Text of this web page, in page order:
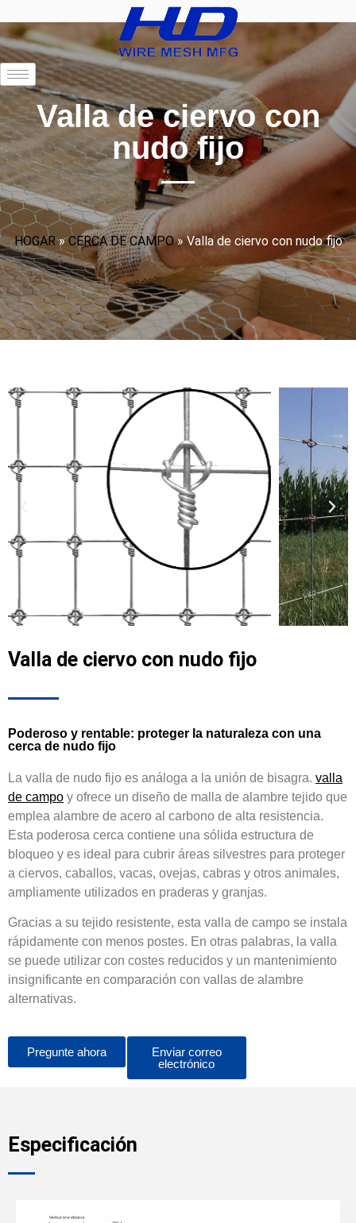
Valla de ciervo con
nudo fijo
HOGAR»CERCA DE CAMPO»Valla de ciervo con nudo fijo
Valla de ciervo con nudo fijo
Poderoso y rentable: proteger la naturaleza con una
cerca de nudo fijo
La valla de nudo fijo es análoga a la unión de bisagra. valla
de campo y ofrece un diseño de malla de alambre tejido que
emplea alambre de acero al carbono de alta resistencia.
Esta poderosa cerca contiene una sólida estructura de
bloqueo y es ideal para cubrir áreas silvestres para proteger
a ciervos, caballos, vacas, ovejas, cabras y otros animales,
ampliamente utilizados en praderas y granjas.
Gracias a su tejido resistente, esta valla de campo se instala
rápidamente con menos postes. En otras palabras, la valla
se puede utilizar con costes reducidos y un mantenimiento
insignificante en comparación con vallas de alambre
alternativas.
Pregunte ahora
Enviar correo
electrónico
Especificación